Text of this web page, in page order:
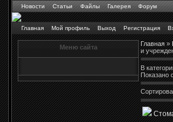
Новости Статьи Файлы Галерея Форум
Главная Мой профиль Выход Регистрация
Меню сайта Главная»
и
В
Показано